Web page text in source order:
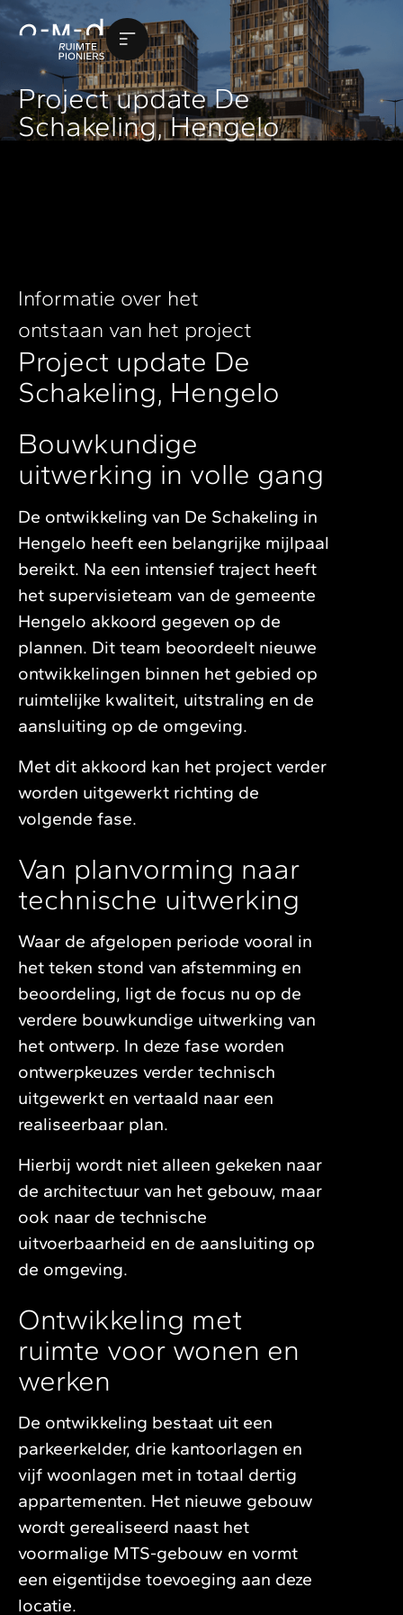
Project update De
Schakeling, Hengelo
Informatie over het
ontstaan van het project
Project update De
Schakeling, Hengelo
Bouwkundige
uitwerking in volle gang
De ontwikkeling van De Schakeling in
Hengelo heeft een belangrijke mijlpaal
bereikt. Na een intensief traject heeft
het supervisieteam van de gemeente
Hengelo akkoord gegeven op de
plannen. Dit team beoordeelt nieuwe
ontwikkelingen binnen het gebied op
ruimtelijke kwaliteit, uitstraling en de
aansluiting op de omgeving.
Met dit akkoord kan het project verder
worden uitgewerkt richting de
volgende fase.
Van planvorming naar
technische uitwerking
Waar de afgelopen periode vooral in
het teken stond van afstemming en
beoordeling, ligt de focus nu op de
verdere bouwkundige uitwerking van
het ontwerp. In deze fase worden
ontwerpkeuzes verder technisch
uitgewerkt en vertaald naar een
realiseerbaar plan.
Hierbij wordt niet alleen gekeken naar
de architectuur van het gebouw, maar
ook naar de technische
uitvoerbaarheid en de aansluiting op
de omgeving.
Ontwikkeling met
ruimte voor wonen en
werken
De ontwikkeling bestaat uit een
parkeerkelder, drie kantoorlagen en
vijf woonlagen met in totaal dertig
appartementen. Het nieuwe gebouw
wordt gerealiseerd naast het
voormalige MTS-gebouw en vormt
een eigentijdse toevoeging aan deze
locatie.